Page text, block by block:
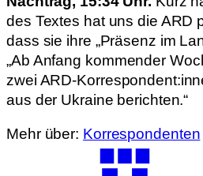
des Textes hat uns die ARD
dass sie ihre „Präsenz im
„Ab Anfang kommender
zwei ARD-
aus der Ukraine berichten.“
Mehr über: Korrespondenten